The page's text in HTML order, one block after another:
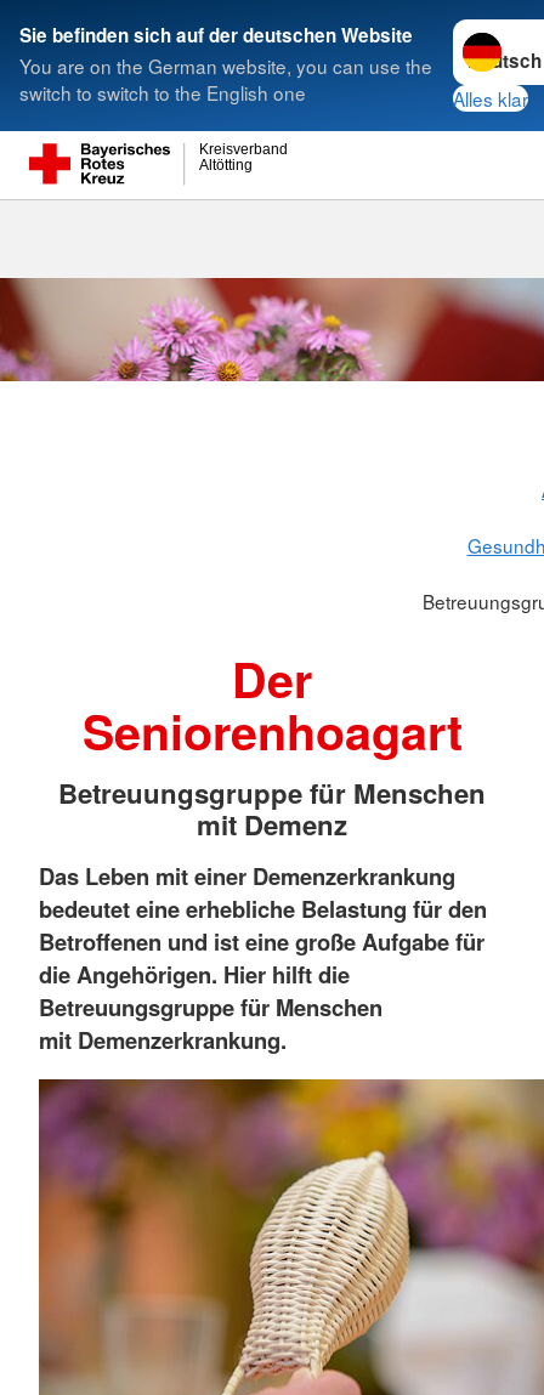
Sie befinden sich auf der deutschen Website
You are on the German website, you can use the
switch to switch to the English one
Sprache
Alles klar
Altötting
Kreisverband
Suche
Der
Seniorenhoagart
Betreuungsgruppe für Menschen
mit Demenz
Das Leben mit einer Demenzerkrankung
bedeutet eine erhebliche Belastung für den
Betroffenen und ist eine große Aufgabe für
die Angehörigen. Hier hilft die
Betreuungsgruppe für Menschen
mit Demenzerkrankung.